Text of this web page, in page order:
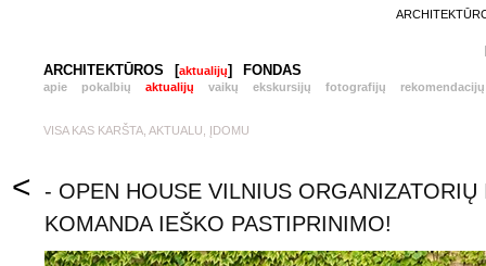
ARCHITEKTŪROS
[aktualijų] FONDAS
apie pokalbių aktualijų vaikų ekskursijų fotografijų rekomendacijų
VISA KAS KARŠTA, AKTUALU, ĮDOMU
<
- OPEN HOUSE VILNIUS
KOMANDA IEŠKO PASTIPRINIMO!